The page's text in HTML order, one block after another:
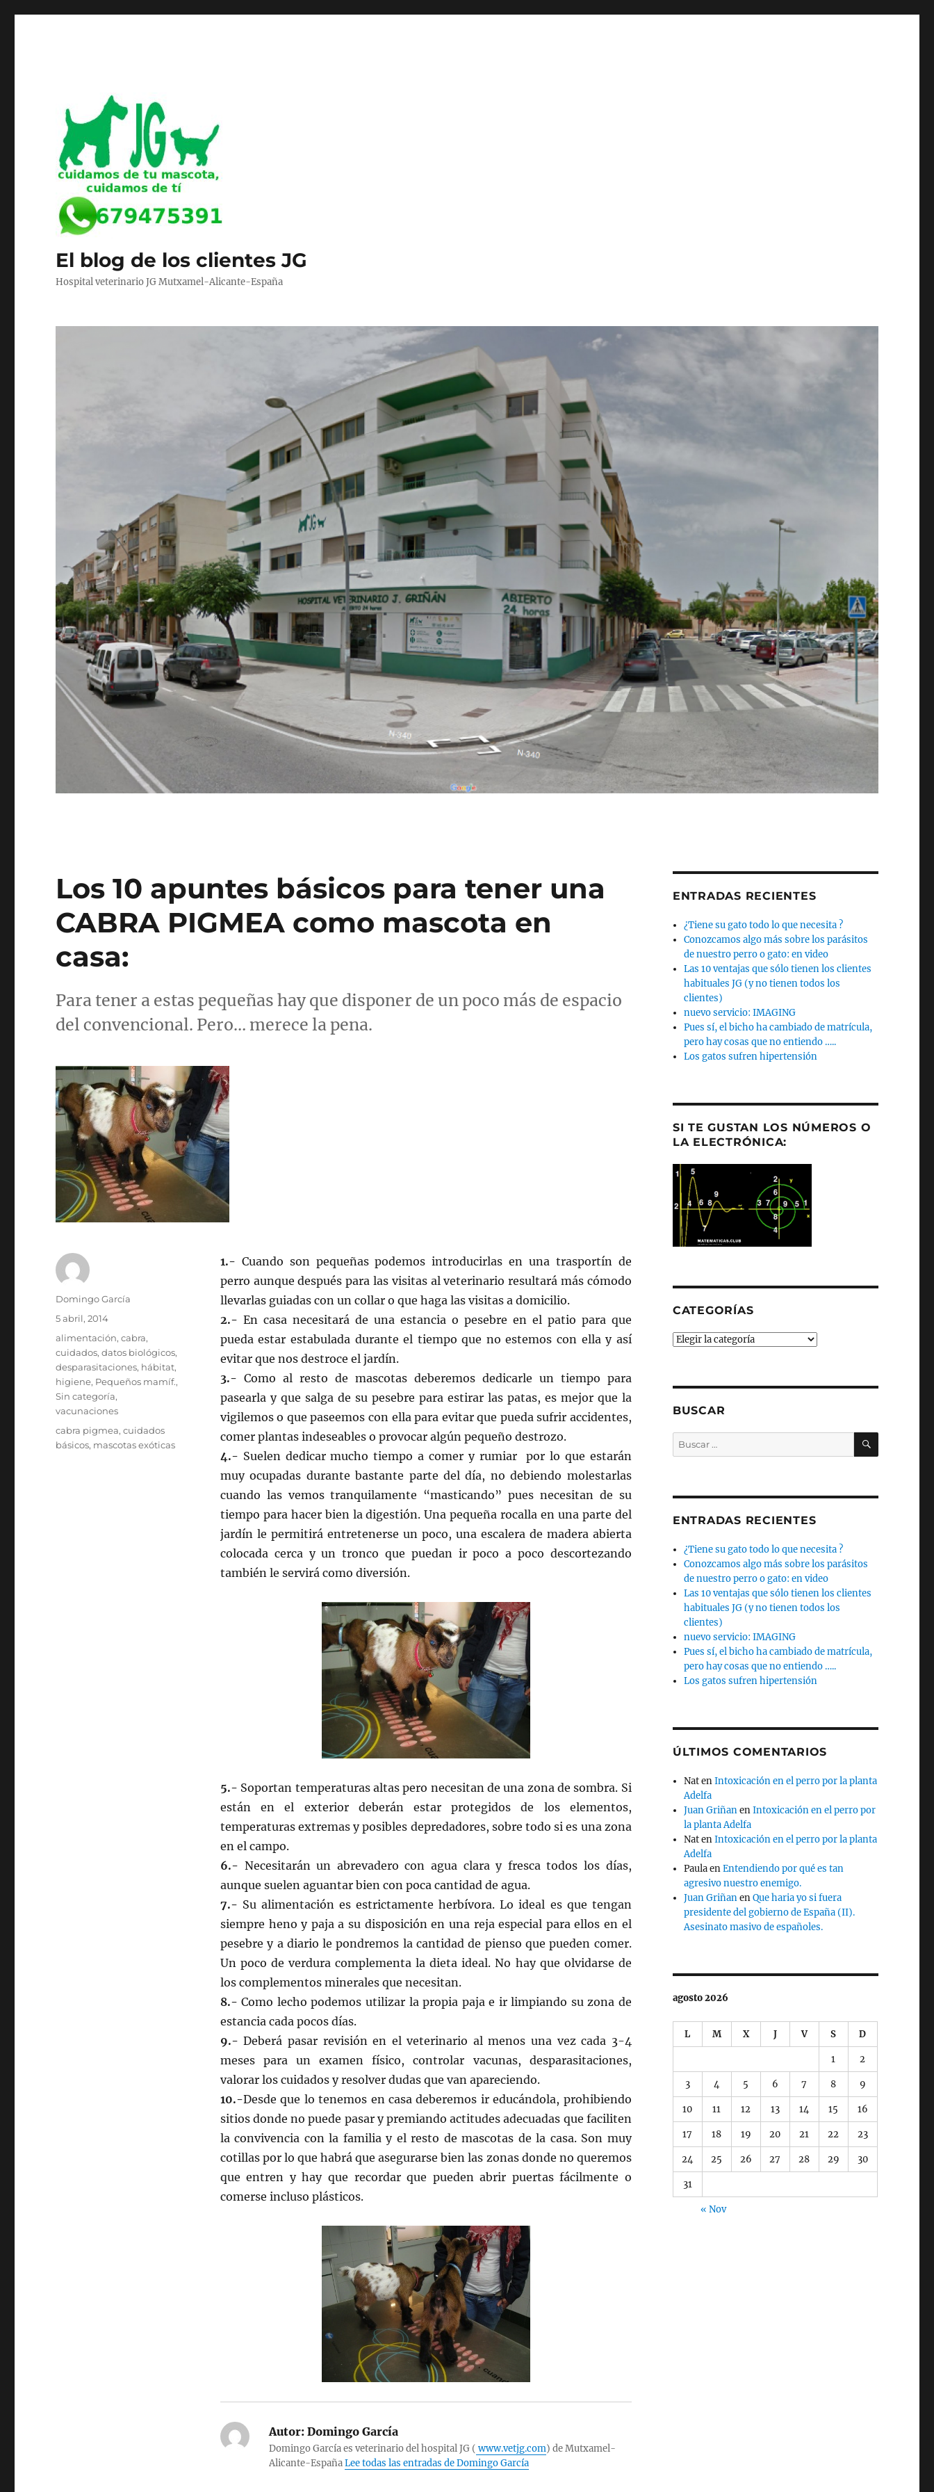
El blog de los clientes JG
Hospital veterinario JG Mutxamel-Alicante-España
Los 10 apuntes básicos para tener una
CABRA PIGMEA como mascota en
casa:
Para tener a estas pequeñas hay que disponer de un poco más de espacio
del convencional. Pero… merece la pena.
1.- Cuando son pequeñas podemos introducirlas en una trasportín de
perro aunque después para las visitas al veterinario resultará más cómodo
llevarlas guiadas con un collar o que haga las visitas a domicilio.
2.- En casa necesitará de una estancia o pesebre en el patio para que
pueda estar estabulada durante el tiempo que no estemos con ella y así
evitar que nos destroce el jardín.
3.- Como al resto de mascotas deberemos dedicarle un tiempo para
pasearla y que salga de su pesebre para estirar las patas, es mejor que la
vigilemos o que paseemos con ella para evitar que pueda sufrir accidentes,
comer plantas indeseables o provocar algún pequeño destrozo.
4.- Suelen dedicar mucho tiempo a comer y rumiar por lo que estarán
muy ocupadas durante bastante parte del día, no debiendo molestarlas
cuando las vemos tranquilamente “masticando” pues necesitan de su
tiempo para hacer bien la digestión. Una pequeña rocalla en una parte del
jardín le permitirá entretenerse un poco, una escalera de madera abierta
colocada cerca y un tronco que puedan ir poco a poco descortezando
también le servirá como diversión.
5.- Soportan temperaturas altas pero necesitan de una zona de sombra. Si
están en el exterior deberán estar protegidos de los elementos,
temperaturas extremas y posibles depredadores, sobre todo si es una zona
en el campo.
6.- Necesitarán un abrevadero con agua clara y fresca todos los días,
aunque suelen aguantar bien con poca cantidad de agua.
7.- Su alimentación es estrictamente herbívora. Lo ideal es que tengan
siempre heno y paja a su disposición en una reja especial para ellos en el
pesebre y a diario le pondremos la cantidad de pienso que pueden comer.
Un poco de verdura complementa la dieta ideal. No hay que olvidarse de
los complementos minerales que necesitan.
8.- Como lecho podemos utilizar la propia paja e ir limpiando su zona de
estancia cada pocos días.
9.-Deberá pasar revisión en el veterinario al menos una vez cada 3-4
meses para un examen físico, controlar vacunas, desparasitaciones,
valorar los cuidados y resolver dudas que van apareciendo.
10.-Desde que lo tenemos en casa deberemos ir educándola, prohibiendo
sitios donde no puede pasar y premiando actitudes adecuadas que faciliten
la convivencia con la familia y el resto de mascotas de la casa. Son muy
cotillas por lo que habrá que asegurarse bien las zonas donde no queremos
que entren y hay que recordar que pueden abrir puertas fácilmente o
comerse incluso plásticos.
Autor:Domingo García
Domingo García es veterinario del hospital JG ( www.vetjg.com) de Mutxamel-
Alicante-EspañaLee todas las entradas de Domingo García
Autor
Domingo García
Publicado
el
5 abril, 2014
Categorías
alimentación,cabra,
cuidados,datos biológicos,
desparasitaciones, hábitat,
higiene, Pequeños mamíf.,
Sin categoría,
vacunaciones
Etiquetas
cabra pigmea,cuidados
básicos, mascotas exóticas
ENTRADAS RECIENTES
¿Tiene su gato todo lo que necesita ?
Conozcamos algo más sobre los parásitos
de nuestro perro o gato: en video
Las 10 ventajas que sólo tienen los clientes
habituales JG (y no tienen todos los
clientes)
nuevo servicio: IMAGING
Pues sí, el bicho ha cambiado de matrícula,
pero hay cosas que no entiendo …..
Los gatos sufren hipertensión
SI TE GUSTAN LOS NÚMEROS O
LA ELECTRÓNICA:
CATEGORÍAS
Categorías
BUSCAR
Buscar
por:
BUSCAR
ENTRADAS RECIENTES
¿Tiene su gato todo lo que necesita ?
Conozcamos algo más sobre los parásitos
de nuestro perro o gato: en video
Las 10 ventajas que sólo tienen los clientes
habituales JG (y no tienen todos los
clientes)
nuevo servicio: IMAGING
Pues sí, el bicho ha cambiado de matrícula,
pero hay cosas que no entiendo …..
Los gatos sufren hipertensión
ÚLTIMOS COMENTARIOS
NatenIntoxicación en el perro por la planta
Adelfa
Juan GriñanenIntoxicación en el perro por
la planta Adelfa
NatenIntoxicación en el perro por la planta
Adelfa
PaulaenEntendiendo por qué es tan
agresivo nuestro enemigo.
Juan GriñanenQue haria yo si fuera
presidente del gobierno de España (II).
Asesinato masivo de españoles.
agosto 2026
L M X J V S D
1 2
3 4 5 6 7 8 9
10 11 12 13 14 15 16
17 18 19 20 21 22 23
24 25 26 27 28 29 30
31
« Nov